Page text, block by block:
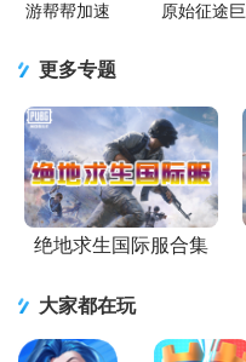
游帮帮加速
原始征途巨
更多专题
绝地求生国际服合集
大家都在玩